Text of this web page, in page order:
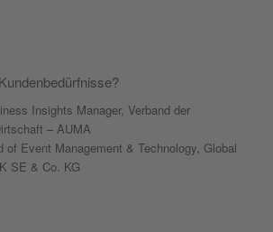
Insights Manager, Verband der
– AUMA
of Event Management & Technology, Global
SE & Co. KG